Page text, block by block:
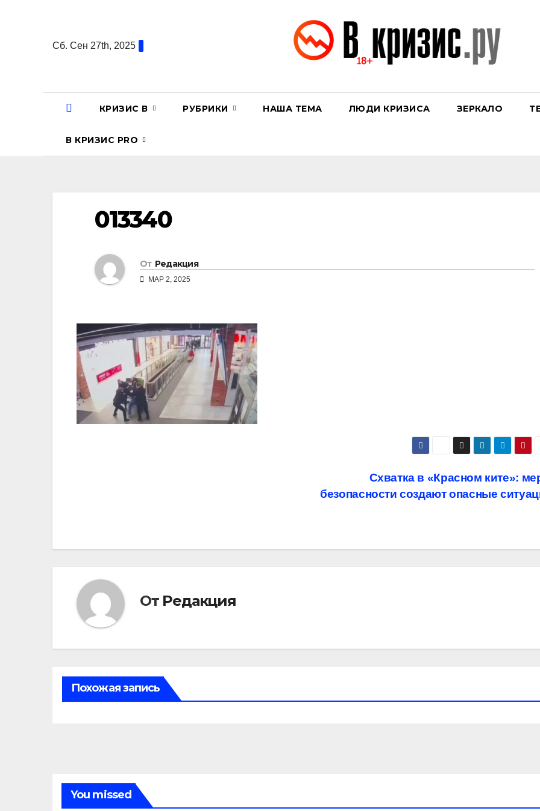
содержаниюСб. Сен 27th, 2025
КРИЗИС В РУБРИКИ НАША ТЕМА ЛЮДИ КРИЗИСА ЗЕРКАЛО
В КРИЗИС PRO
013340
От Редакция
МАР 2, 2025
Схватка в «Красном ките»:
безопасности создают опасные
От Редакция
Похожая запись
You missed